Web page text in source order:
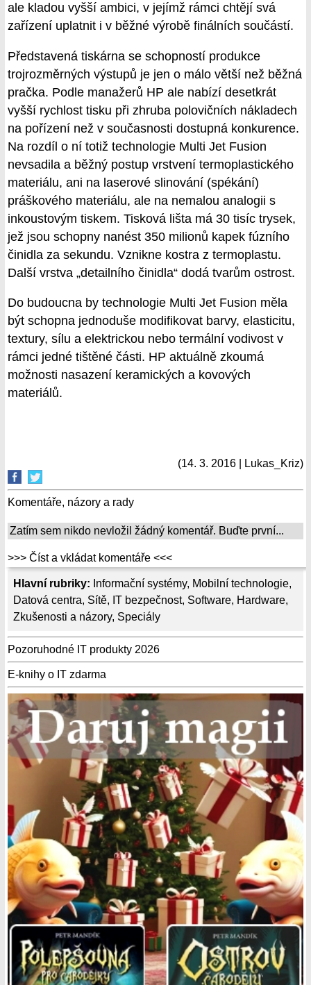
Hlavní rubriky: Informační systémy, Mobilní technologie,
Datová centra, Sítě, IT bezpečnost, Software, Hardware,
Zkušenosti a názory, Speciály
Pozoruhodné IT produkty 2026
E-knihy o IT zdarma
ale kladou vyšší ambici, v jejímž rámci chtějí svá
zařízení uplatnit i v běžné výrobě finálních součástí.
Představená tiskárna se schopností produkce
trojrozměrných výstupů je jen o málo větší než běžná
pračka. Podle manažerů HP ale nabízí desetkrát
vyšší rychlost tisku při zhruba polovičních nákladech
na pořízení než v současnosti dostupná konkurence.
Na rozdíl o ní totiž technologie Multi Jet Fusion
nevsadila a běžný postup vrstvení termoplastického
materiálu, ani na laserové slinování (spékání)
práškového materiálu, ale na nemalou analogii s
inkoustovým tiskem. Tisková lišta má 30 tisíc trysek,
jež jsou schopny nanést 350 milionů kapek fúzního
činidla za sekundu. Vznikne kostra z termoplastu.
Další vrstva „detailního činidla“ dodá tvarům ostrost.
Do budoucna by technologie Multi Jet Fusion měla
být schopna jednoduše modifikovat barvy, elasticitu,
textury, sílu a elektrickou nebo termální vodivost v
rámci jedné tištěné části. HP aktuálně zkoumá
možnosti nasazení keramických a kovových
materiálů.
(14. 3. 2016 | Lukas_Kriz)
Komentáře, názory a rady
Zatím sem nikdo nevložil žádný komentář. Buďte první...
>>> Číst a vkládat komentáře <<<